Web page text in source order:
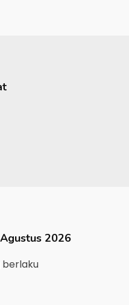
Agustus 2026
berlaku